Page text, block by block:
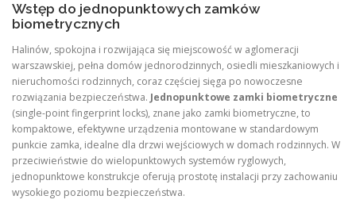
Wstęp do jednopunktowych zamków
biometrycznych
Halinów, spokojna i rozwijająca się miejscowość w aglomeracji
warszawskiej, pełna domów jednorodzinnych, osiedli mieszkaniowych i
nieruchomości rodzinnych, coraz częściej sięga po nowoczesne
rozwiązania bezpieczeństwa. Jednopunktowe zamki biometryczne
(single-point fingerprint locks), znane jako zamki biometryczne, to
kompaktowe, efektywne urządzenia montowane w standardowym
punkcie zamka, idealne dla drzwi wejściowych w domach rodzinnych. W
przeciwieństwie do wielopunktowych systemów ryglowych,
jednopunktowe konstrukcje oferują prostotę instalacji przy zachowaniu
wysokiego poziomu bezpieczeństwa.